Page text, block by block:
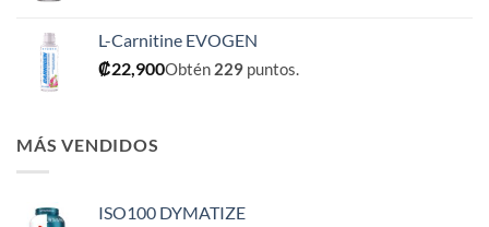
L-Carnitine EVOGEN
₡22,900Obtén 229 puntos.
MÁS VENDIDOS
ISO100 DYMATIZE